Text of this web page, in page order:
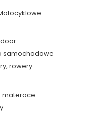
samochodowe
rowery
materace